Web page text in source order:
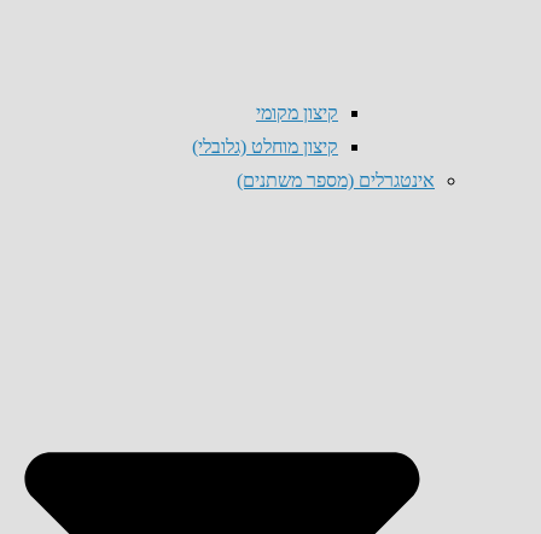
קיצון מקומי
קיצון מוחלט (גלובלי)
אינטגרלים (מספר משתנים)